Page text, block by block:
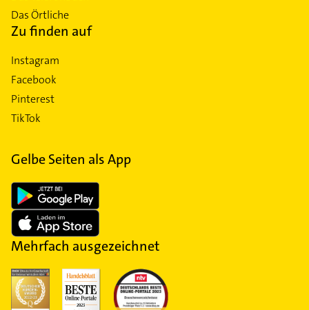
Das Örtliche
Zu finden auf
Instagram
Facebook
Pinterest
TikTok
Gelbe Seiten als App
Mehrfach ausgezeichnet